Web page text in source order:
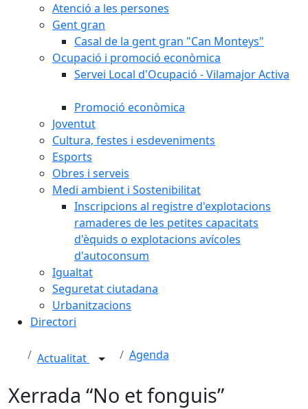
Atenció a les persones
Gent gran
Casal de la gent gran "Can Monteys"
Ocupació i promoció econòmica
Servei Local d'Ocupació - Vilamajor Activa
Promoció econòmica
Joventut
Cultura, festes i esdeveniments
Esports
Obres i serveis
Medi ambient i Sostenibilitat
Inscripcions al registre d'explotacions
ramaderes de les petites capacitats
d'èquids o explotacions avícoles
d'autoconsum
Igualtat
Seguretat ciutadana
Urbanitzacions
Directori
Actualitat Agenda
Xerrada “No et fonguis”